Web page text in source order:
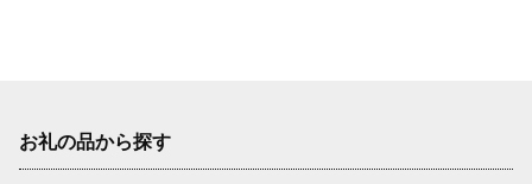
お礼の品から探す